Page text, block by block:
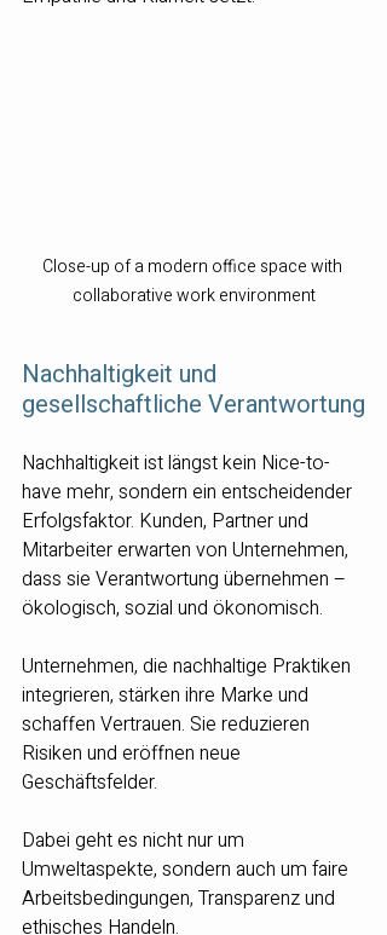
Close-up of a modern office space with
collaborative work environment
Nachhaltigkeit und
gesellschaftliche Verantwortung
Nachhaltigkeit ist längst kein Nice-to-
have mehr, sondern ein entscheidender
Erfolgsfaktor. Kunden, Partner und
Mitarbeiter erwarten von Unternehmen,
dass sie Verantwortung übernehmen –
ökologisch, sozial und ökonomisch.
Unternehmen, die nachhaltige Praktiken
integrieren, stärken ihre Marke und
schaffen Vertrauen. Sie reduzieren
Risiken und eröffnen neue
Geschäftsfelder.
Dabei geht es nicht nur um
Umweltaspekte, sondern auch um faire
Arbeitsbedingungen, Transparenz und
ethisches Handeln.